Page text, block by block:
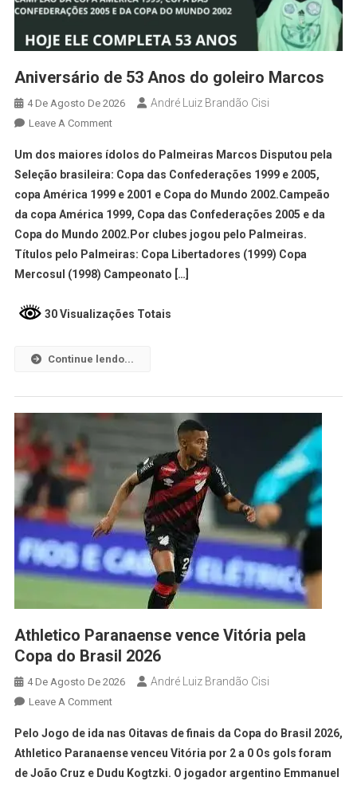
Aniversário de 53 Anos do goleiro Marcos
4 De Agosto De 2026 André Luiz Brandão Cisi
Leave A Comment
Um dos maiores ídolos do Palmeiras Marcos Disputou pela
Seleção brasileira: Copa das Confederações 1999 e 2005,
copa América 1999 e 2001 e Copa do Mundo 2002.Campeão
da copa América 1999, Copa das Confederações 2005 e da
Copa do Mundo 2002.Por clubes jogou pelo Palmeiras.
Títulos pelo Palmeiras: Copa Libertadores (1999) Copa
Mercosul (1998) Campeonato […]
30 Visualizações Totais
Continue lendo...
Athletico Paranaense vence Vitória pela
Copa do Brasil 2026
4 De Agosto De 2026 André Luiz Brandão Cisi
Leave A Comment
Pelo Jogo de ida nas Oitavas de finais da Copa do Brasil 2026,
Athletico Paranaense venceu Vitória por 2 a 0 Os gols foram
de João Cruz e Dudu Kogtzki. O jogador argentino Emmanuel